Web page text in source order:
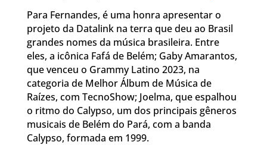
Para Fernandes, é uma honra apresentar o
projeto da Datalink na terra que deu ao Brasil
grandes nomes da música brasileira. Entre
eles, a icônica Fafá de Belém; Gaby Amarantos,
que venceu o Grammy Latino 2023, na
categoria de Melhor Álbum de Música de
Raízes, com TecnoShow; Joelma, que espalhou
o ritmo do Calypso, um dos principais gêneros
musicais de Belém do Pará, com a banda
Calypso, formada em 1999.